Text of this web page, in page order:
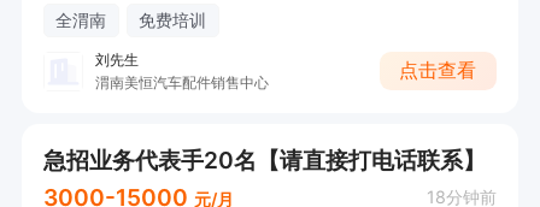
全渭南 免费培训
刘先生
渭南美恒汽车配件销售中心
点击查看
急招业务代表手20名【请直接打电话联系】
3000-15000 元/月 18分钟前